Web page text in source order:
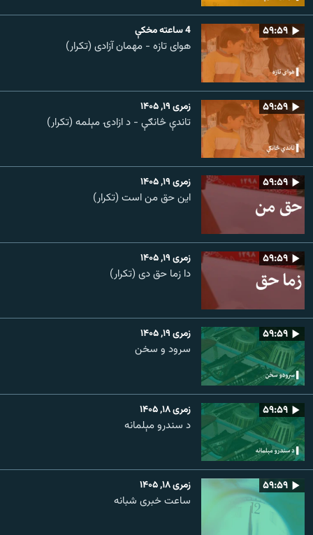
۵۹:۵۹ 4 ساعته مخکې
هوای تازه - مهمان آزادی (تکرار)
۵۹:۵۹ زمری ۱۹, ۱۴۰۵
تاندې څانګې - د ازادۍ مېلمه (تکرار)
۵۹:۵۹ زمری ۱۹, ۱۴۰۵
این حق من است (تکرار)
۵۹:۵۹ زمری ۱۹, ۱۴۰۵
دا زما حق دی (تکرار)
۵۹:۵۹ زمری ۱۹, ۱۴۰۵
سرود و سخن
۵۹:۵۹ زمری ۱۸, ۱۴۰۵
د سندرو مېلمانه
۵۹:۵۹ زمری ۱۸, ۱۴۰۵
ساعت خبری شبانه